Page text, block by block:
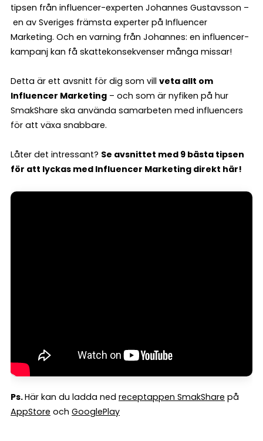
tipsen från influencer-experten Johannes Gustavsson –
en av Sveriges främsta experter på Influencer
Marketing. Och en varning från Johannes: en influencer-
kampanj kan få skattekonsekvenser många missar!
Detta är ett avsnitt för dig som vill veta allt om
Influencer Marketing – och som är nyfiken på hur
SmakShare ska använda samarbeten med influencers
för att växa snabbare.
Låter det intressant? Se avsnittet med 9 bästa tipsen
för att lyckas med Influencer Marketing direkt här!
Ps.Här kan du ladda ned receptappen SmakShare på
AppStore och GooglePlay